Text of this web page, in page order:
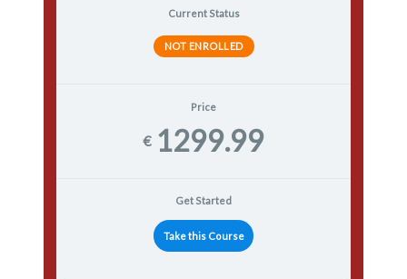
Current Status
NOT ENROLLED
Price
€ 1299.99
Get Started
Take this Course